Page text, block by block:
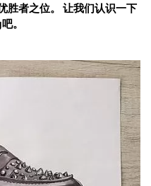
胜者之位。 让我们认识一下
。